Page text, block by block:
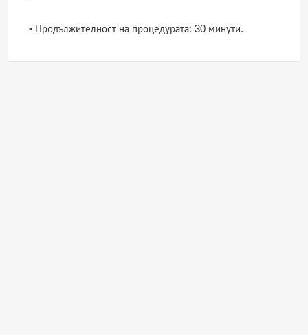
• Продължителност на процедурата: 30 минути.